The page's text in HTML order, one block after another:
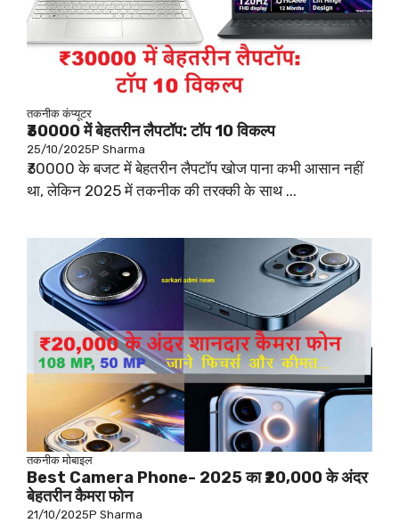
तकनीक कंप्यूटर
₹30000 में बेहतरीन लैपटॉप: टॉप 10 विकल्प
25/10/2025P Sharma
₹30000 के बजट में बेहतरीन लैपटॉप खोज पाना कभी आसान नहीं
था, लेकिन 2025 में तकनीक की तरक्की के साथ ...
तकनीक मोबाइल
Best Camera Phone- 2025 का ₹20,000 के अंदर
बेहतरीन कैमरा फोन
21/10/2025P Sharma